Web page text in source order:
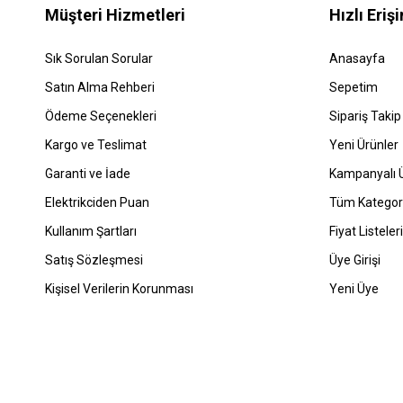
4 mm damar
beslemeleri
6 mm Altın
6 mm damar
endüstriyel
güvenliği ve
Altın Kablo
Siyah
Kırmızı
Mavi
Altın
1,5 mm ve
Müşteri Hizmetleri
Sık Sorulan Sorular
Satın Alma Rehberi
Ödeme Seçenekleri
Kargo ve Teslimat
Garanti ve İade
Elektrikciden Puan
Kullanım Şartları
Satış Sözleşmesi
Kişisel Verilerin Korunması
Hızlı
Anasayfa
Sepetim
Sipariş Takip
Yeni Ürünler
Kampanyalı
Tüm
Fiyat Listeleri
Üye Girişi
Yeni Üye